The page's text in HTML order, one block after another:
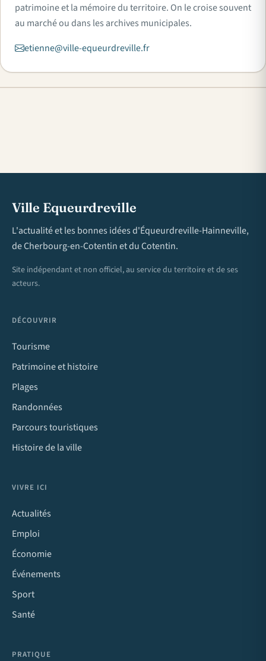
patrimoine et la mémoire du territoire. On le croise souvent
au marché ou dans les archives municipales.
etienne@ville-equeurdreville.fr
Ville Equeurdreville
L'actualité et les bonnes idées d'Équeurdreville-Hainneville,
de Cherbourg-en-Cotentin et du Cotentin.
Site indépendant et non officiel, au service du territoire et de ses
acteurs.
DÉCOUVRIR
Tourisme
Patrimoine et histoire
Plages
Randonnées
Parcours touristiques
Histoire de la ville
VIVRE ICI
Actualités
Emploi
Économie
Événements
Sport
Santé
PRATIQUE